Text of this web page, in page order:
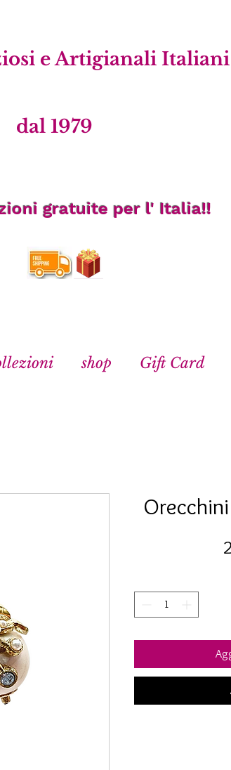
e Artigianali Italiani
dal 1979
gratuite per l' Italia!!
shop Gift Card